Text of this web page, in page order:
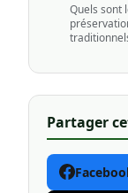
Quels sont
Partager